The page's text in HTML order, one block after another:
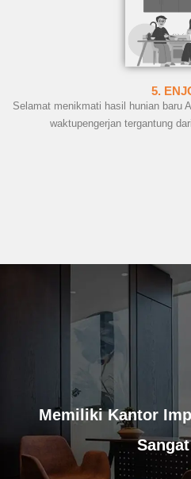
5.
Selamat menikmati hasil hunian baru
waktupengerjan tergantung
Memiliki Kantor